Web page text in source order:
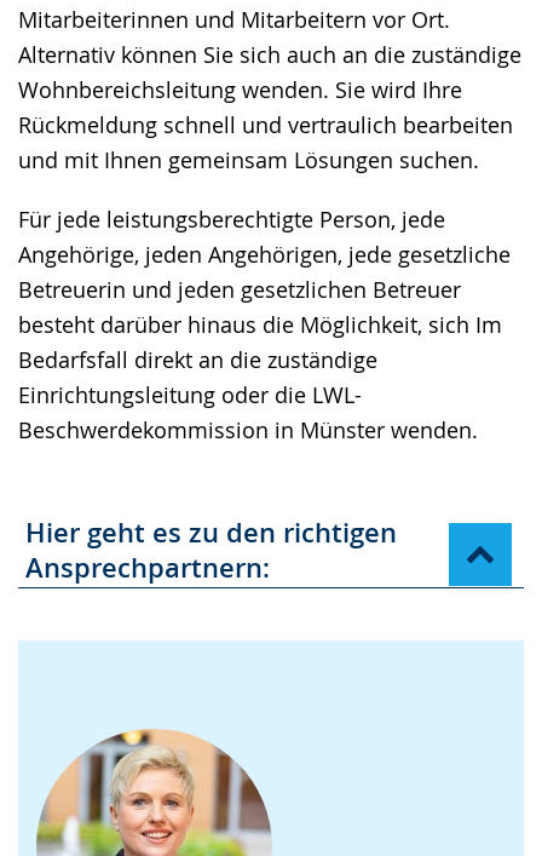
Mitarbeiterinnen und Mitarbeitern vor Ort.
Alternativ können Sie sich auch an die zuständige
Wohnbereichsleitung wenden. Sie wird Ihre
Rückmeldung schnell und vertraulich bearbeiten
und mit Ihnen gemeinsam Lösungen suchen.
Für jede leistungsberechtigte Person, jede
Angehörige, jeden Angehörigen, jede gesetzliche
Betreuerin und jeden gesetzlichen Betreuer
besteht darüber hinaus die Möglichkeit, sich Im
Bedarfsfall direkt an die zuständige
Einrichtungsleitung oder die LWL-
Beschwerdekommission in Münster wenden.
Hier geht es zu den richtigen
Ansprechpartnern: